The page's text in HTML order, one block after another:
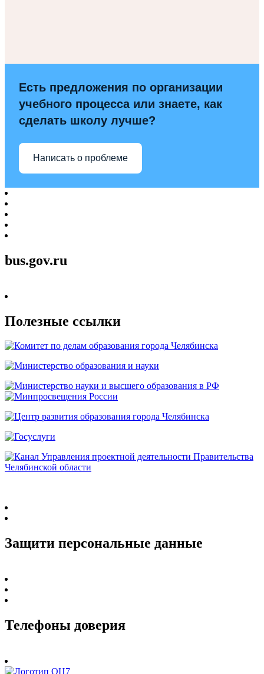
Есть предложения по организации
учебного процесса или знаете, как
сделать школу лучше?
Написать о проблеме
bus.gov.ru
Полезные ссылки
Защити персональные данные
Телефоны доверия